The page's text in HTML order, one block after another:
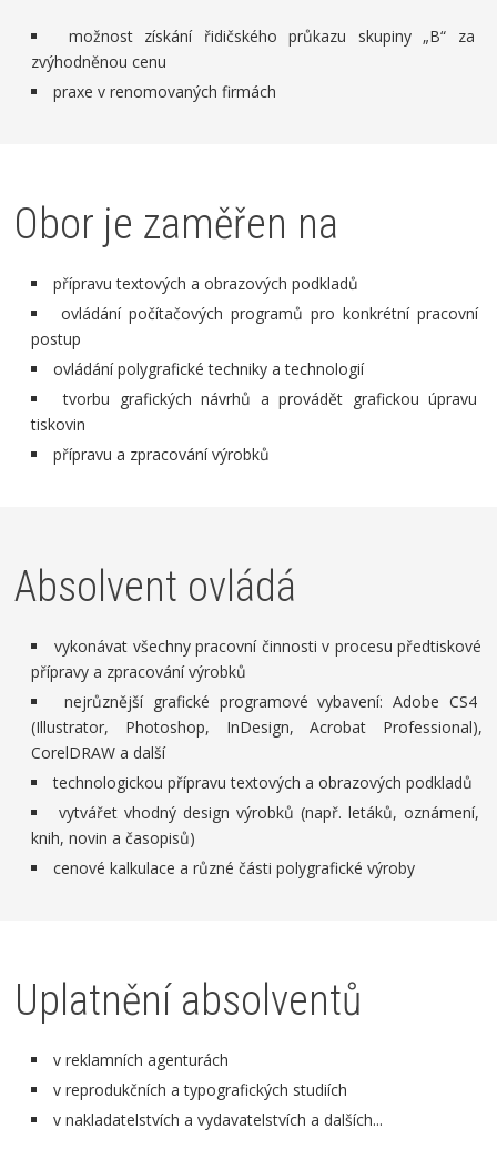
možnost získání řidičského průkazu skupiny „B“ za
zvýhodněnou cenu
praxe v renomovaných firmách
Obor je zaměřen na
přípravu textových a obrazových podkladů
ovládání počítačových programů pro konkrétní pracovní
postup
ovládání polygrafické techniky a technologií
tvorbu grafických návrhů a provádět grafickou úpravu
tiskovin
přípravu a zpracování výrobků
Absolvent ovládá
vykonávat všechny pracovní činnosti v procesu předtiskové
přípravy a zpracování výrobků
nejrůznější grafické programové vybavení: Adobe CS4
(Illustrator, Photoshop, InDesign, Acrobat Professional),
CorelDRAW a další
technologickou přípravu textových a obrazových podkladů
vytvářet vhodný design výrobků (např. letáků, oznámení,
knih, novin a časopisů)
cenové kalkulace a různé části polygrafické výroby
Uplatnění absolventů
v reklamních agenturách
v reprodukčních a typografických studiích
v nakladatelstvích a vydavatelstvích a dalších...